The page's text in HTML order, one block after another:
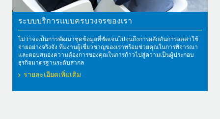
ระบบบริการแบบครบวงจรของเรา
ไม่ว่าจะเป็นการพัฒนาชุดข้อมูลที่ชัดเจนไปจนถึงการผลักดันการลดค่าใช้
จ่ายอย่างจริงจัง ทีมงานผู้เชี่ยวชาญของเราพร้อมช่วยคุณในการพิจารณา
และตอบสนองความต้องการของคุณในการก้าวไปสู่ความเป็นผู้ประกอบ
ธุรกิจมาตรฐานระดับสากล
รายละเอียดเพิ่มเติม